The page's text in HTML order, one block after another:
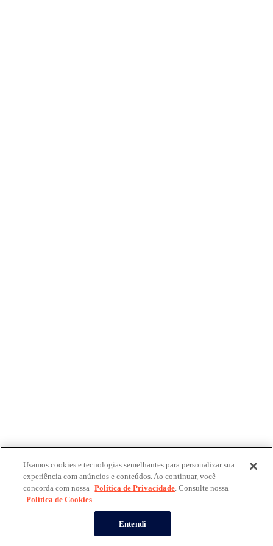
Usamos cookies e tecnologias semelhantes para personalizar sua
experiência com anúncios e conteúdos. Ao continuar, você
concorda com nossa Política de Privacidade. Consulte nossa
Política de Cookies
Entendi